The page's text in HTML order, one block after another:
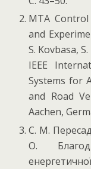
MTA
and
S. Kovbasa,
IEEE
Systems for
and Road
Aachen,
С. М.
О.